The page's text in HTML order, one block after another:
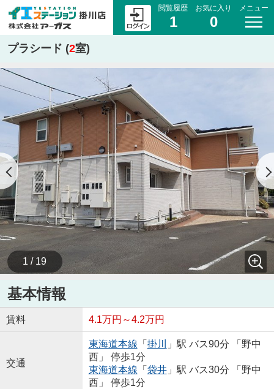
閲覧履歴
1
お気に入り
0
メニュー
プラシード (2室)
1 / 19
基本情報
賃料 4.1万円～4.2万円
交通
東海道本線 「 掛川
」駅 バス90分 「野中
西」 停歩1分
東海道本線 「 袋井」駅 バス30分 「野中
西」 停歩1分